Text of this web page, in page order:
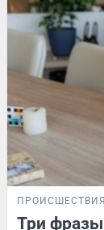
ПРОИСШЕСТВИЯ
Три